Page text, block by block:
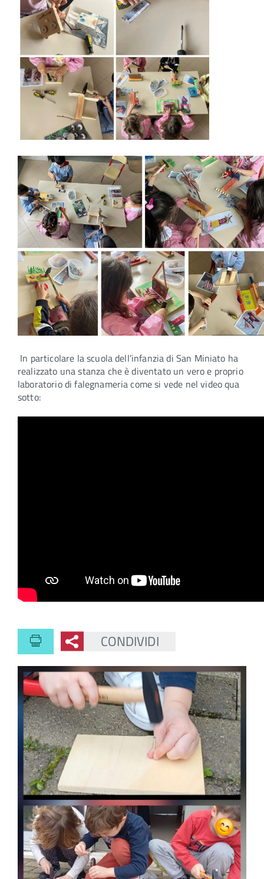
In particolare la scuola dell’infanzia di San Miniato ha
realizzato una stanza che è diventato un vero e proprio
laboratorio di falegnameria come si vede nelvideo qua
sotto:
CONDIVIDI